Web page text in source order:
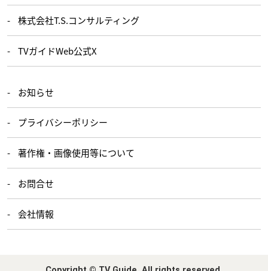
株式会社T.S.コンサルティング
TVガイドWeb公式X
お知らせ
プライバシーポリシー
著作権・画像使用等について
お問合せ
会社情報